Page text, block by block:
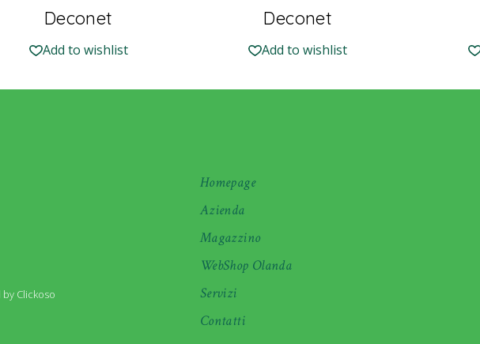
Deconet
Add to wishlist
Deconet
Add to wishlist
Clickoso
Homepage
Azienda
Magazzino
WebShop Olanda
Servizi
Contatti